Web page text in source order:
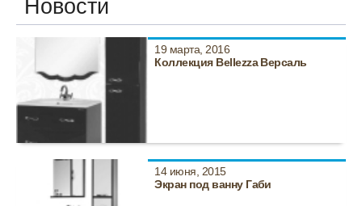
Новости
19 марта, 2016
Коллекция Bellezza Версаль
14 июня, 2015
Экран под ванну Габи